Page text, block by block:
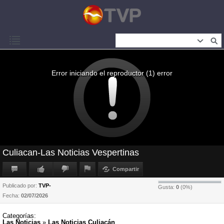
Error iniciando el reproductor (1) error
Culiacan-Las Noticias Vespertinas
Compartir
Gusta: 0 (0%)
Publicado por: TVP-
Fecha: 02/07/2026
Categorías:
Las Noticias » Las Noticias Culiacán